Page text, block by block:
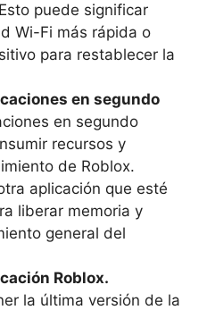
puede significar
Wi-Fi más rápida o
para restablecer ​la
en segundo‍
en​ segundo
recursos y
de Roblox.
aplicación que⁢ esté
liberar‌ memoria y
general‍ del
⁤Roblox.
la última versión de la